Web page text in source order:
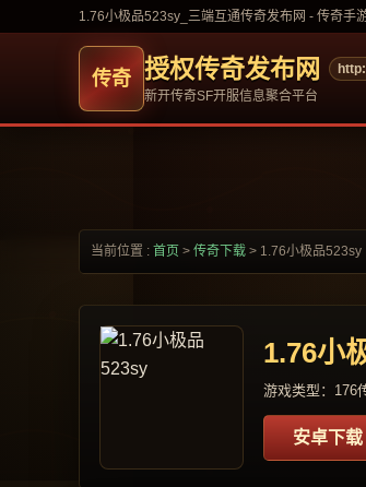
1.76小极品523sy_三端互通传奇发布网 - 传奇手
授权传奇发布网
新开传奇SF开服信息聚合平台
当前位置 : 首页 > 传奇下载 > 1.76小极品523sy
1.76小
游戏类型：176
安卓下载